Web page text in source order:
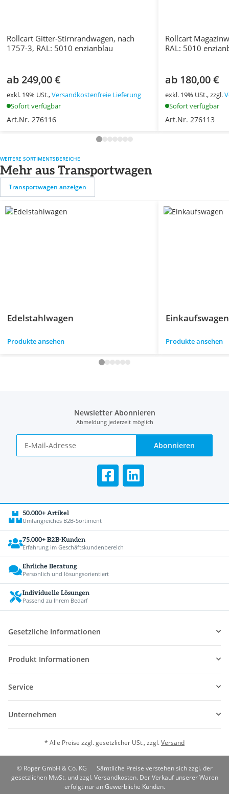
Rollcart Gitter-Stirnrandwagen, nach
1757-3, RAL: 5010 enzianblau
ab 249,00 €
exkl. 19% USt.,Versandkostenfreie Lieferung
Sofort verfügbar
Art.Nr. 276116
Rollcart
RAL: 5010
ab 180,00 €
exkl. 19% USt., zzgl.
Sofort verfügbar
Art.Nr. 276113
WEITERE SORTIMENTSBEREICHE
Mehr aus Transportwagen
Transportwagen anzeigen
Edelstahlwagen
Produkte ansehen
Einkaufswagen
Produkte ansehen
Newsletter Abonnieren
Abmeldung jederzeit möglich
Abonnieren
50.000+ Artikel
Umfangreiches B2B-Sortiment
75.000+ B2B-Kunden
Erfahrung im Geschäftskundenbereich
Ehrliche Beratung
Persönlich und lösungsorientiert
Individuelle Lösungen
Passend zu Ihrem Bedarf
Gesetzliche Informationen
Produkt Informationen
Service
Unternehmen
* Alle Preise zzgl. gesetzlicher USt., zzgl.Versand
© Roper GmbH & Co. KG
Sämtliche Preise verstehen sich zzgl. der
gesetzlichen MwSt. und zzgl. Versandkosten. Der Verkauf unserer Waren
erfolgt nur an Gewerbliche Kunden.